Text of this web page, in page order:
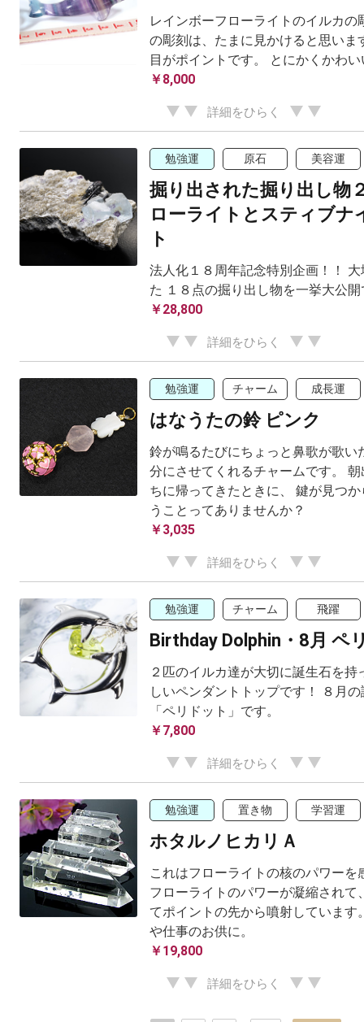
レインボーフローライトのイルカの
の彫刻は、たまに見かけると思いま
目がポイントです。 とにかくかわ
￥8,000
詳細をひらく
勉強運 原石 美容運
掘り出された掘り出し物
ローライトとスティブナ
ト
法人化１８周年記念特別企画！！
た １８点の掘り出し物を一挙大公
￥28,800
詳細をひらく
勉強運 チャーム 成長運
はなうたの鈴 ピンク
鈴が鳴るたびにちょっと鼻歌が歌い
分にさせてくれるチャームです。
ちに帰ってきたときに、 鍵が見つ
うことってありませんか？
￥3,035
詳細をひらく
勉強運 チャーム 飛躍
Birthday Dolphin・8月 ペ
２匹のイルカ達が大切に誕生石を持
しいペンダントトップです！ ８月
「ペリドット」です。
￥7,800
詳細をひらく
勉強運 置き物 学習運
ホタルノヒカリＡ
これはフローライトの核のパワーを
フローライトのパワーが凝縮されて
てポイントの先から噴射しています
や仕事のお供に。
￥19,800
詳細をひらく